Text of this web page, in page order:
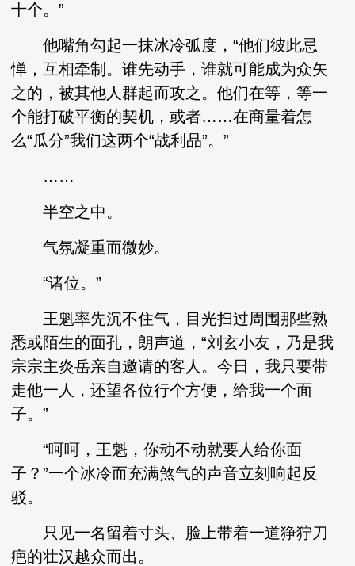
十个。”
他嘴角勾起一抹冰冷弧度，“他们彼此忌
惮，互相牵制。谁先动手，谁就可能成为众矢
之的，被其他人群起而攻之。他们在等，等一
个能打破平衡的契机，或者……在商量着怎
么“瓜分”我们这两个“战利品”。”
……
半空之中。
气氛凝重而微妙。
“诸位。”
王魁率先沉不住气，目光扫过周围那些熟
悉或陌生的面孔，朗声道，“刘玄小友，乃是我
宗宗主炎岳亲自邀请的客人。今日，我只要带
走他一人，还望各位行个方便，给我一个面
子。”
“呵呵，王魁，你动不动就要人给你面
子？”一个冰冷而充满煞气的声音立刻响起反
驳。
只见一名留着寸头、脸上带着一道狰狞刀
疤的壮汉越众而出。